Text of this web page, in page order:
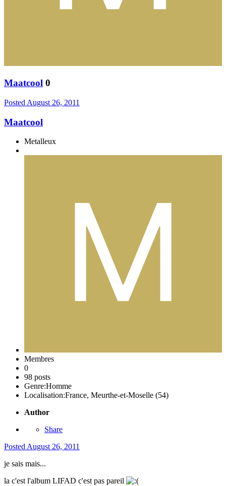
Maatcool 0
Posted August 26, 2011
Maatcool
Metalleux
Membres
0
98 posts
Genre:Homme
Localisation:France, Meurthe-et-Moselle (54)
Author
Share
Posted August 26, 2011
je sais mais...
la c'est l'album LIFAD c'est pas pareil